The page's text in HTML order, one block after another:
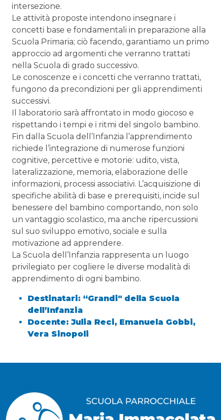
intersezione.
Le attività proposte intendono insegnare i
concetti base e fondamentali in preparazione alla
Scuola Primaria; ciò facendo, garantiamo un primo
approccio ad argomenti che verranno trattati
nella Scuola di grado successivo.
Le conoscenze e i concetti che verranno trattati,
fungono da precondizioni per gli apprendimenti
successivi.
Il laboratorio sarà affrontato in modo giocoso e
rispettando i tempi e i ritmi del singolo bambino.
Fin dalla Scuola dell’Infanzia l’apprendimento
richiede l’integrazione di numerose funzioni
cognitive, percettive e motorie: udito, vista,
lateralizzazione, memoria, elaborazione delle
informazioni, processi associativi. L’acquisizione di
specifiche abilità di base e prerequisiti, incide sul
benessere del bambino comportando, non solo
un vantaggio scolastico, ma anche ripercussioni
sul suo sviluppo emotivo, sociale e sulla
motivazione ad apprendere.
La Scuola dell’Infanzia rappresenta un luogo
privilegiato per cogliere le diverse modalità di
apprendimento di ogni bambino.
Destinatari: “Grandi" della Scuola
dell’Infanzia
Docente: Julia Reci, Emanuela Gobbi,
Vera Sinopoli